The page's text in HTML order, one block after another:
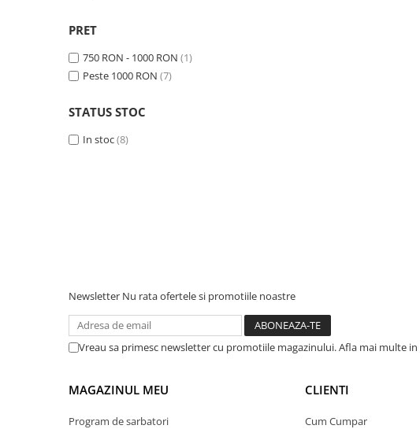
Interfete si cabluri
Cabluri panouri fotovoltaice
fotovoltaice
Protectii si izolatoare de baterii
Monitorizare si control
Acumulatori
Acumulatori Standard Plumb
Acumulatori Litiu
Acumulatori Moto
Electronice
PRET
750 RON - 1000 RON (1)
Peste 1000 RON (7)
STATUS STOC
In stoc(8)
Newsletter Nu rata ofertele si promotiile noastre
Vreau sa primesc newsletter cu promotiile magazinului. Afla mai multe in
MAGAZINUL MEU
Program de sarbatori
CLIENTI
Cum Cumpar